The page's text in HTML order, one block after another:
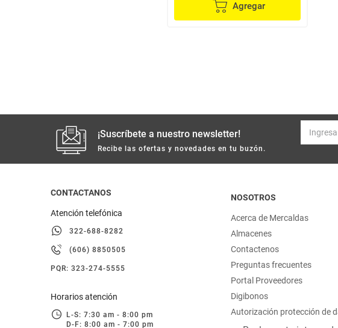
moda
juguetería
Agregar
¡Suscríbete a nuestro newsletter!
Recibe las ofertas y novedades en tu buzón.
CONTACTANOS
Atención telefónica
322-688-8282
(606) 8850505
PQR: 323-274-5555
Horarios atención
L-S: 7:30 am - 8:00 pm
D-F: 8:00 am - 7:00 pm
NOSOTROS
Acerca de Mercaldas
Almacenes
Contactenos
Preguntas frecuentes
Portal Proveedores
Digibonos
Autorización protección de